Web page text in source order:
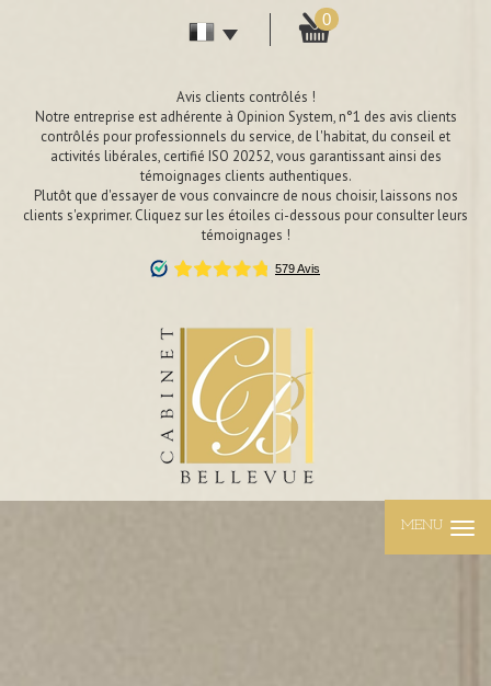
0
Avis clients contrôlés !
Notre entreprise est adhérente à Opinion System, n°1 des avis clients
contrôlés pour professionnels du service, de l'habitat, du conseil et
activités libérales, certifié ISO 20252, vous garantissant ainsi des
témoignages clients authentiques.
Plutôt que d'essayer de vous convaincre de nous choisir, laissons nos
clients s'exprimer. Cliquez sur les étoiles ci-dessous pour consulter leurs
témoignages !
MENU